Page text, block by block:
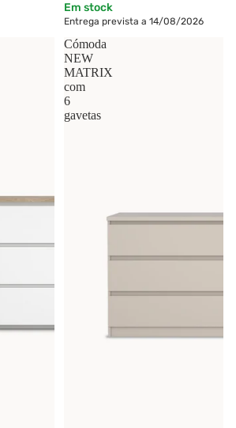
Em stock
Entrega prevista a 14/08/2026
Cómoda
NEW
MATRIX
com
6
gavetas